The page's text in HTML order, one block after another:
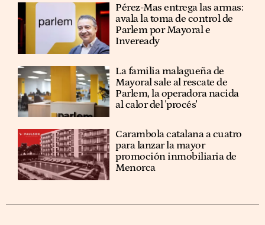
Pérez-Mas entrega las armas:
avala la toma de control de
Parlem por Mayoral e
Inveready
La familia malagueña de
Mayoral sale al rescate de
Parlem, la operadora nacida
al calor del 'procés'
Carambola catalana a cuatro
para lanzar la mayor
promoción inmobiliaria de
Menorca